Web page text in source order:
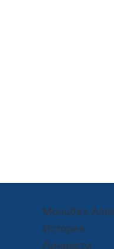
Мольба к
История
Личности